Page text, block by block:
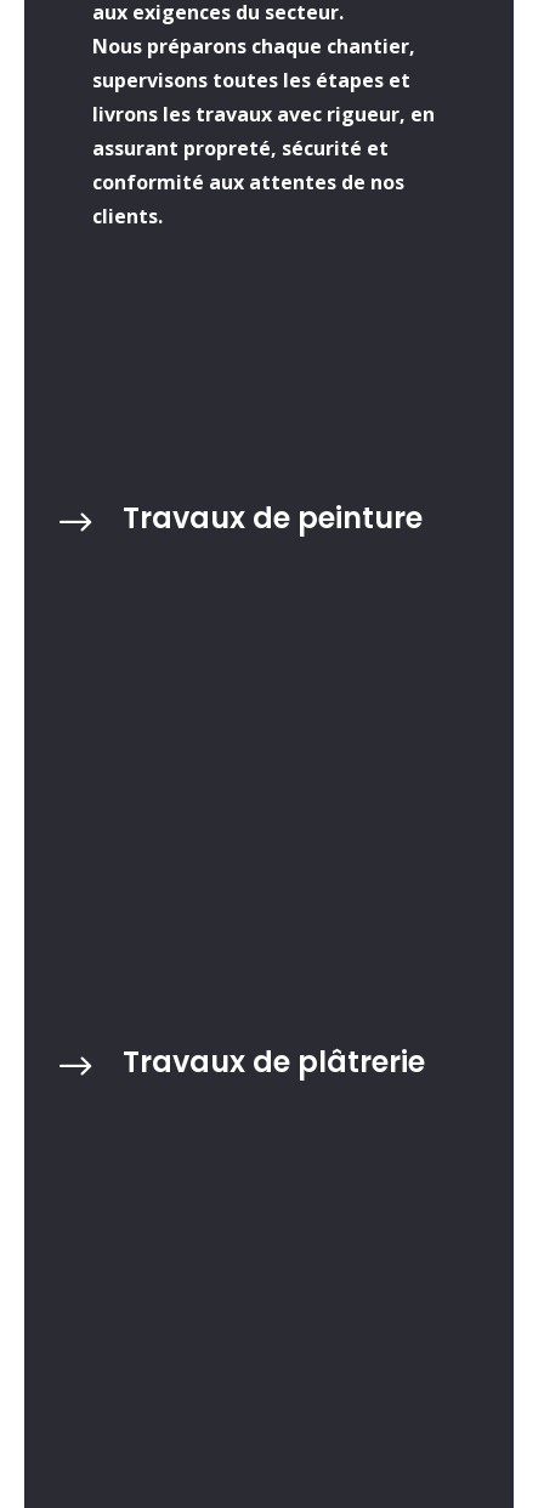
aux exigences du secteur.
Nous préparons chaque chantier,
supervisons toutes les étapes et
livrons les travaux avec rigueur, en
assurant propreté, sécurité et
conformité aux attentes de nos
clients.
$ Travaux de peinture
$ Travaux de plâtrerie